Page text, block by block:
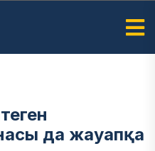
да жауапқа